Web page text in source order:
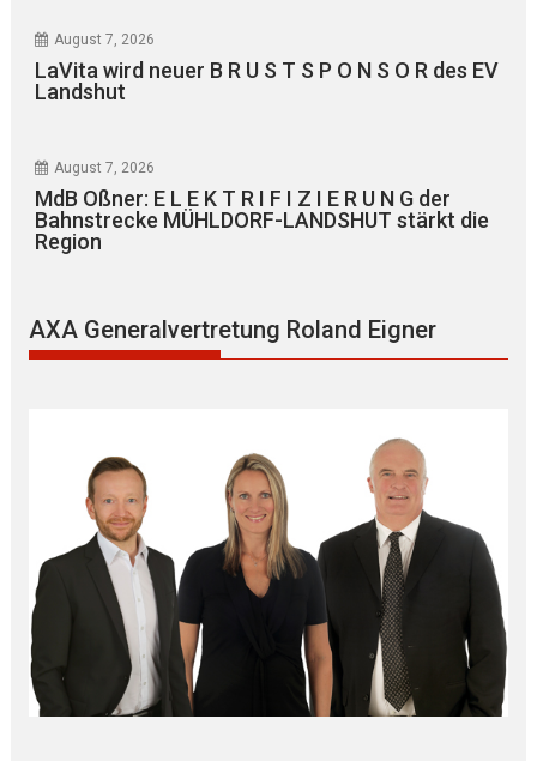
August 7, 2026
LaVita wird neuer B R U S T S P O N S O R des EV
Landshut
August 7, 2026
MdB Oßner: E L E K T R I F I Z I E R U N G der
Bahnstrecke MÜHLDORF-LANDSHUT stärkt die
Region
AXA Generalvertretung Roland Eigner